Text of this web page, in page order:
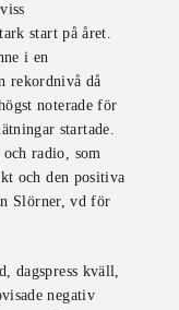
start på året.
i en
rekordnivå då
noterade för
startade.
radio, som
och den positiva
Slörner, vd för
dagspress kväll,
negativ